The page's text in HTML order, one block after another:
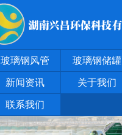
玻璃钢风管 玻璃钢储罐
新闻资讯 关于我们
联系我们